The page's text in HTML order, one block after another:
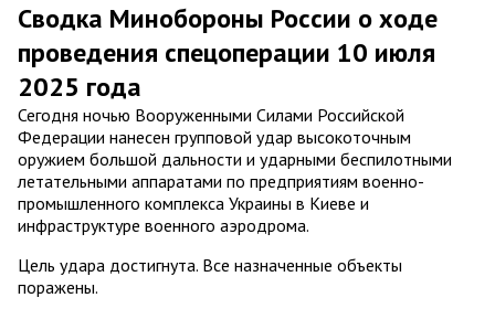
Сводка Минобороны России о ходе
проведения спецоперации 10 июля
2025 года
Сегодня ночью Вооруженными Силами Российской
Федерации нанесен групповой удар высокоточным
оружием большой дальности и ударными беспилотными
летательными аппаратами по предприятиям военно-
промышленного комплекса Украины в Киеве и
инфраструктуре военного аэродрома.
Цель удара достигнута. Все назначенные объекты
поражены.